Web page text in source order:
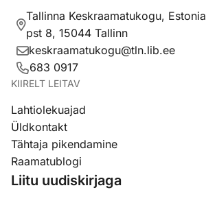
Tallinna Keskraamatukogu, Estonia
pst 8, 15044 Tallinn
keskraamatukogu@tln.lib.ee
683 0917
KIIRELT LEITAV
Lahtiolekuajad
Üldkontakt
Tähtaja pikendamine
Raamatublogi
Liitu uudiskirjaga